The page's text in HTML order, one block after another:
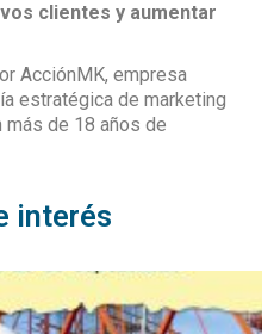
clientes y aumentar
AcciónMK, empresa
estratégica de marketing
de 18 años de
interés